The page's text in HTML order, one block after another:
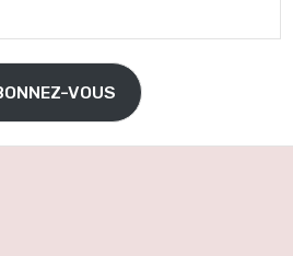
VOUS